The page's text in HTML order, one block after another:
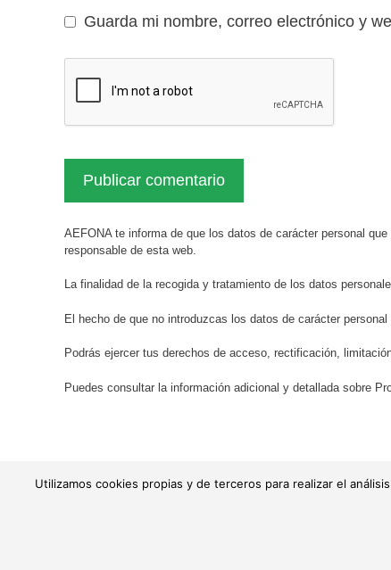
Guarda mi nombre, correo electrónico y
AEFONA te informa de que los datos de carácter personal
responsable de esta web.
La finalidad de la recogida y tratamiento de los datos
El hecho de que no introduzcas los datos de carácter
Podrás ejercer tus derechos de acceso, rectificación,
Puedes consultar la información adicional y detallada sobre
© AEFONA 2011- 2026 | Todas las imágenes y textos son
Utilizamos cookies propias y de terceros para realizar el